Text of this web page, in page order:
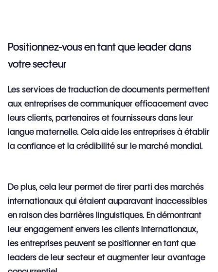
Positionnez-vous en tant que leader dans
votre secteur
Les services de traduction de documents permettent
aux entreprises de communiquer efficacement avec
leurs clients, partenaires et fournisseurs dans leur
langue maternelle. Cela aide les entreprises à établir
la confiance et la crédibilité sur le marché mondial.
De plus, cela leur permet de tirer parti des marchés
internationaux qui étaient auparavant inaccessibles
en raison des barrières linguistiques. En démontrant
leur engagement envers les clients internationaux,
les entreprises peuvent se positionner en tant que
leaders de leur secteur et augmenter leur avantage